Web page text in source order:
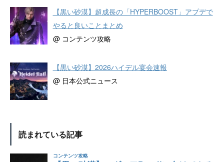
【黒い砂漠】超成長の「HYPERBOOST」アプデで
やると良いことまとめ
@ コンテンツ攻略
【黒い砂漠】2026ハイデル宴会速報
@ 日本公式ニュース
読まれている記事